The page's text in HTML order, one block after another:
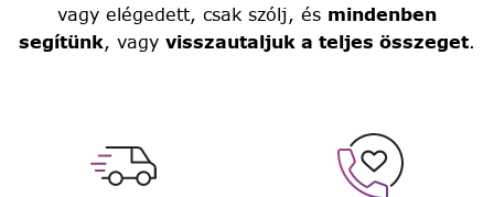
vagy elégedett, csak szólj, és mindenben
segítünk, vagy visszautaljuk a teljes összeget.